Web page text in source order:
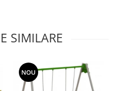
SIMILARE
NOU